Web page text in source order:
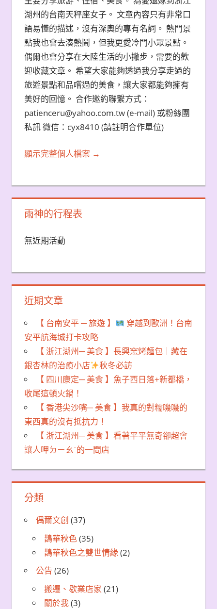
湖州的台南天秤座女子。 文章內容只有非常口
語易懂的描述，沒有深奧的專有名詞。 熱門景
點我也會去湊熱鬧，但我更愛冷門小眾景點。
偶爾也會分享在大陸生活的小撇步，需要的歡
迎收藏文章。 希望大家能夠透過我分享走過的
旅遊景點和品嚐過的美食，讓大家都能夠擁有
美好的回憶。 合作邀約聯繫方式：
patienceru@yahoo.com.tw (e-mail) 或粉絲團
私訊 微信：cyx8410 (請註明合作單位)
顯示完整個人檔案 →
雨神的行程表
無近期活動
近期文章
【 台南安平 ─ 旅遊 】
穿越到歐洲！台南
安平航海城打卡攻略
【 浙江湖州─ 美食 】長興窯烤麵包｜藏在
銀杏林的治癒小店
秋冬必訪
【 四川康定─ 美食 】魚子西日落+新都橋，
收尾這頓火鍋！
【 香港尖沙嘴─ 美食 】我真的對糯嘰嘰的
東西真的沒有抵抗力！
【 浙江湖州─ 美食 】看著平平無奇卻超會
讓人呷ㄉㄧㄠˊ的一間店
分類
偶爾文創 (37)
鵲華秋色(35)
鵲華秋色之雙世情緣(2)
公告 (26)
搬遷、歇業店家 (21)
關於我(3)